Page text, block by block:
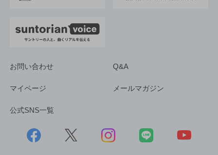
お問い合わせ Q&A
マイページ メールマガジン
公式SNS一覧